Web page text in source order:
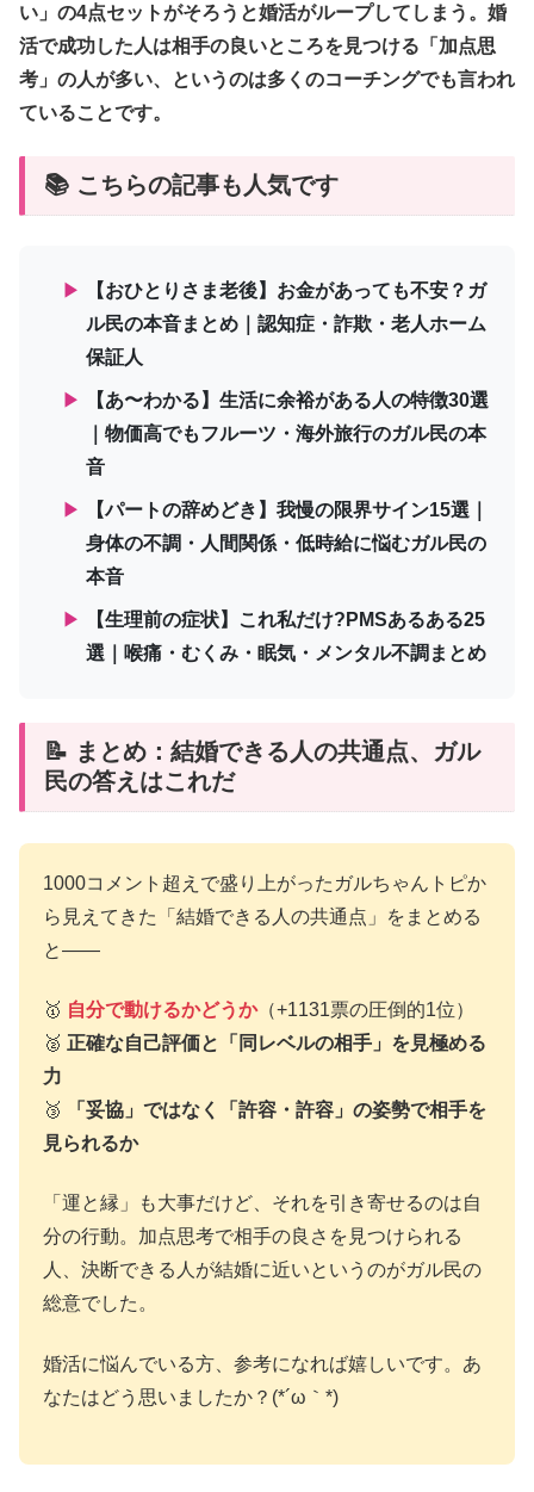
い」の4点セットがそろうと婚活がループしてしまう。婚
活で成功した人は相手の良いところを見つける「加点思
考」の人が多い、というのは多くのコーチングでも言われ
ていることです。
📚 こちらの記事も人気です
▶
【おひとりさま老後】お金があっても不安？ガ
ル民の本音まとめ｜認知症・詐欺・老人ホーム
保証人
▶
【あ〜わかる】生活に余裕がある人の特徴30選
｜物価高でもフルーツ・海外旅行のガル民の本
音
▶
【パートの辞めどき】我慢の限界サイン15選｜
身体の不調・人間関係・低時給に悩むガル民の
本音
▶
【生理前の症状】これ私だけ?PMSあるある25
選｜喉痛・むくみ・眠気・メンタル不調まとめ
📝 まとめ：結婚できる人の共通点、ガル
民の答えはこれだ
1000コメント超えで盛り上がったガルちゃんトピか
ら見えてきた「結婚できる人の共通点」をまとめる
と——
🥇 自分で動けるかどうか（+1131票の圧倒的1位）
🥈 正確な自己評価と「同レベルの相手」を見極める
力
🥉
「妥協」ではなく「許容・許容」の姿勢で相手を
見られるか
「運と縁」も大事だけど、それを引き寄せるのは自
分の行動。加点思考で相手の良さを見つけられる
人、決断できる人が結婚に近いというのがガル民の
総意でした。
婚活に悩んでいる方、参考になれば嬉しいです。あ
なたはどう思いましたか？(*´ω｀*)